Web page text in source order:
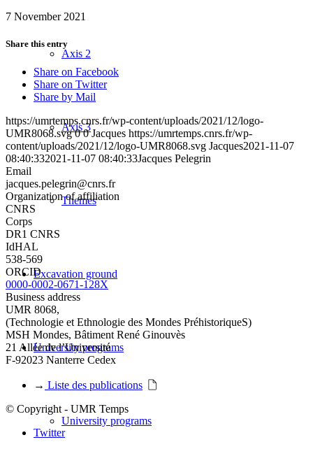
Axis 2
Axis 3
Themes
Excavation ground
University programs
University programs
7 November 2021
Share this entry
Share on Facebook
Share on Twitter
Share by Mail
https://umrtemps.cnrs.fr/wp-content/uploads/2021/12/logo-
UMR8068.svg 0 0 Jacques https://umrtemps.cnrs.fr/wp-
content/uploads/2021/12/logo-UMR8068.svg Jacques2021-11-07
08:40:332021-11-07 08:40:33Jacques Pelegrin
Email
jacques.pelegrin@cnrs.fr
Organization of affiliation
CNRS
Corps
DR1 CNRS
IdHAL
538-569
ORCID
0000-0002-0671-128X
Business address
UMR 8068,
(Technologie et Ethnologie des Mondes PréhistoriqueS)
MSH Mondes, Bâtiment René Ginouvès
21 Allée de l’Université
F-92023 Nanterre Cedex
→ Liste des publications
© Copyright - UMR Temps
Twitter